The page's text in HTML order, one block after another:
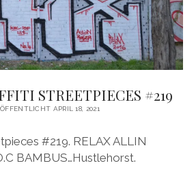
STREETPIECES #219
APRIL 18, 2021
#219. RELAX ALLIN
BAMBUS…Hustlehorst.